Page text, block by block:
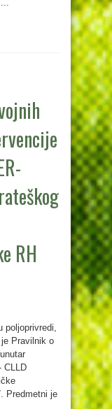
RH
poljoprivredi,
Pravilnik o
CLLD
Predmetni je